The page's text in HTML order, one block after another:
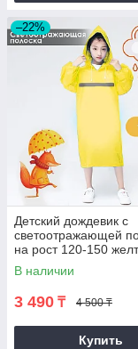
–22%
Детский дождевик с
светоотражающей
на рост 120-150
В наличии
3 490 ₸ 4 500 ₸
Купить